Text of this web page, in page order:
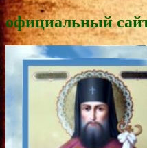
официальный